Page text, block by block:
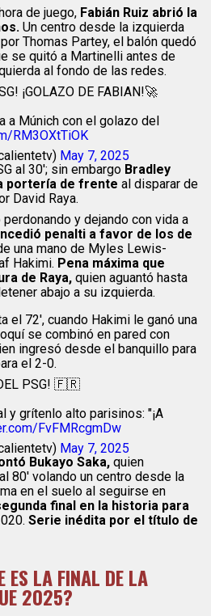
de juego, Fabián Ruiz abrió la
Un centro desde la izquierda
Thomas Partey, el balón quedó
se quitó a Martinelli antes de
al fondo de las redes.
¡GOLAZO DE FABIAN!🚀
a Múnich con el golazo del
RM3OXtTiOK
May 7, 2025
al 30′; sin embargo Bradley
portería de frente al disparar de
David Raya.
y dejando con vida a
penalti a favor de los de
una mano de Myles Lewis-
Hakimi. Pena máxima que
de Raya, quien aguantó hasta
abajo a su izquierda.
el 72′, cuando Hakimi le ganó una
se combinó en pared con
ingresó desde el banquillo para
el 2-0.
DEL PSG! 🇫🇷
y grítenlo alto parisinos: "¡A
FvFMRcgmDw
May 7, 2025
Bukayo Saka, quien
80′ volando un centro desde la
en el suelo al seguirse en
final en la historia para
Serie inédita por el título de
ES LA FINAL DE LA
2025?